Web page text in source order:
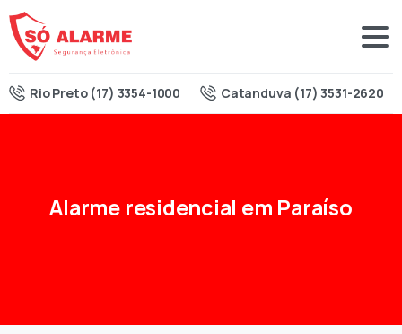
Rio Preto (17) 3354-1000 Catanduva (17) 3531-2620
Alarme residencial em Paraíso